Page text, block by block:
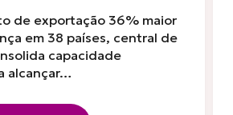
de exportação 36% maior
em 38 países, central de
capacidade
alcançar…